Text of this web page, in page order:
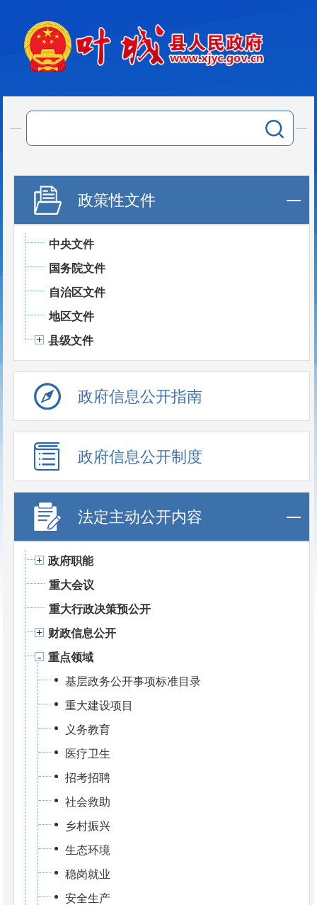
政策性文件
中央文件
国务院文件
自治区文件
地区文件
县级文件
政府信息公开指南
政府信息公开制度
法定主动公开内容
政府职能
重大会议
重大行政决策预公开
财政信息公开
重点领域
基层政务公开事项标准目录
重大建设项目
义务教育
医疗卫生
招考招聘
社会救助
乡村振兴
生态环境
稳岗就业
安全生产